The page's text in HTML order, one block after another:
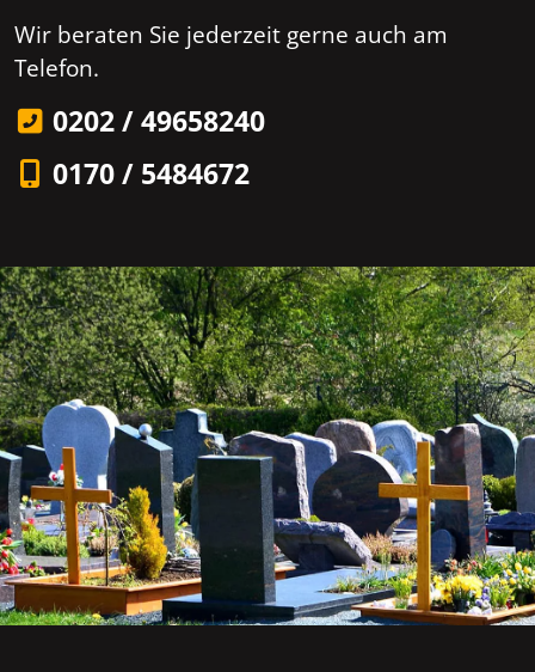
Wir beraten Sie jederzeit gerne auch am
Telefon.
0202 / 49658240
0170 / 5484672